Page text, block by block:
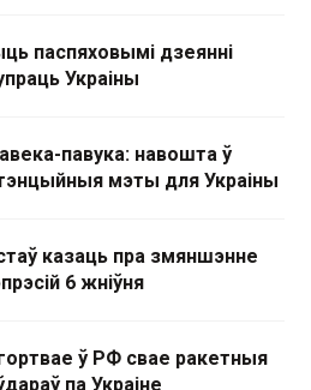
паспяховымі дзеянні
Украіны
павука: навошта ў
мэты для Украіны
казаць пра змяншэнне
6 жніўня
ў РФ свае ракетныя
па Украіне